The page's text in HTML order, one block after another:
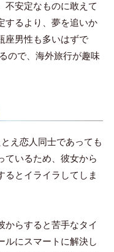
不安定なものに敢えて
するより、夢を追いか
座男性も多いはずで
ので、海外旅行が趣味
え恋人同士であっても
ているため、彼女から
るとイライラしてしま
からすると苦手なタイ
ルにスマートに解決し